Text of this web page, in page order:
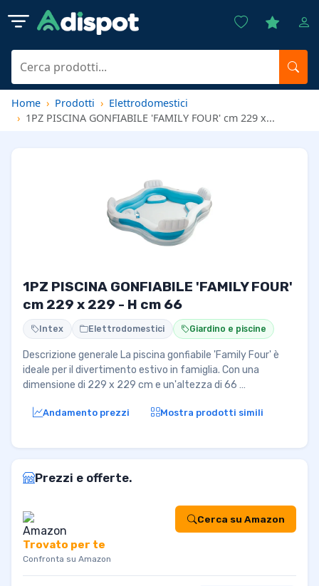
Home Prodotti
Elettrodomestici
1PZ PISCINA GONFIABILE 'FAMILY FOUR' cm 229 x...
1PZ PISCINA GONFIABILE 'FAMILY FOUR'
cm 229 x 229 - H cm 66
Intex Elettrodomestici Giardino e piscine
Descrizione generale La piscina gonfiabile 'Family Four' è
ideale per il divertimento estivo in famiglia. Con una
dimensione di 229 x 229 cm e un'altezza di 66 …
Andamento prezzi Mostra prodotti simili
Prezzi e offerte.
Trovato per te
Confronta su Amazon
Cerca su Amazon